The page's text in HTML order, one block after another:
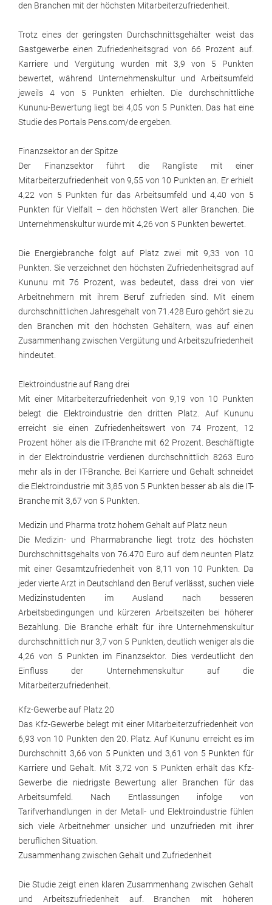
den Branchen mit der höchsten Mitarbeiterzufriedenheit.
Trotz eines der geringsten Durchschnittsgehälter weist das
Gastgewerbe einen Zufriedenheitsgrad von 66 Prozent auf.
Karriere und Vergütung wurden mit 3,9 von 5 Punkten
bewertet, während Unternehmenskultur und Arbeitsumfeld
jeweils 4 von 5 Punkten erhielten. Die durchschnittliche
Kununu-Bewertung liegt bei 4,05 von 5 Punkten. Das hat eine
Studie des Portals Pens.com/de ergeben.
Finanzsektor an der Spitze
Der Finanzsektor führt die Rangliste mit einer
Mitarbeiterzufriedenheit von 9,55 von 10 Punkten an. Er erhielt
4,22 von 5 Punkten für das Arbeitsumfeld und 4,40 von 5
Punkten für Vielfalt – den höchsten Wert aller Branchen. Die
Unternehmenskultur wurde mit 4,26 von 5 Punkten bewertet.
Die Energiebranche folgt auf Platz zwei mit 9,33 von 10
Punkten. Sie verzeichnet den höchsten Zufriedenheitsgrad auf
Kununu mit 76 Prozent, was bedeutet, dass drei von vier
Arbeitnehmern mit ihrem Beruf zufrieden sind. Mit einem
durchschnittlichen Jahresgehalt von 71.428 Euro gehört sie zu
den Branchen mit den höchsten Gehältern, was auf einen
Zusammenhang zwischen Vergütung und Arbeitszufriedenheit
hindeutet.
Elektroindustrie auf Rang drei
Mit einer Mitarbeiterzufriedenheit von 9,19 von 10 Punkten
belegt die Elektroindustrie den dritten Platz. Auf Kununu
erreicht sie einen Zufriedenheitswert von 74 Prozent, 12
Prozent höher als die IT-Branche mit 62 Prozent. Beschäftigte
in der Elektroindustrie verdienen durchschnittlich 8263 Euro
mehr als in der IT-Branche. Bei Karriere und Gehalt schneidet
die Elektroindustrie mit 3,85 von 5 Punkten besser ab als die IT-
Branche mit 3,67 von 5 Punkten.
Medizin und Pharma trotz hohem Gehalt auf Platz neun
Die Medizin- und Pharmabranche liegt trotz des höchsten
Durchschnittsgehalts von 76.470 Euro auf dem neunten Platz
mit einer Gesamtzufriedenheit von 8,11 von 10 Punkten. Da
jeder vierte Arzt in Deutschland den Beruf verlässt, suchen viele
Medizinstudenten im Ausland nach besseren
Arbeitsbedingungen und kürzeren Arbeitszeiten bei höherer
Bezahlung. Die Branche erhält für ihre Unternehmenskultur
durchschnittlich nur 3,7 von 5 Punkten, deutlich weniger als die
4,26 von 5 Punkten im Finanzsektor. Dies verdeutlicht den
Einfluss der Unternehmenskultur auf die
Mitarbeiterzufriedenheit.
Kfz-Gewerbe auf Platz 20
Das Kfz-Gewerbe belegt mit einer Mitarbeiterzufriedenheit von
6,93 von 10 Punkten den 20. Platz. Auf Kununu erreicht es im
Durchschnitt 3,66 von 5 Punkten und 3,61 von 5 Punkten für
Karriere und Gehalt. Mit 3,72 von 5 Punkten erhält das Kfz-
Gewerbe die niedrigste Bewertung aller Branchen für das
Arbeitsumfeld. Nach Entlassungen infolge von
Tarifverhandlungen in der Metall- und Elektroindustrie fühlen
sich viele Arbeitnehmer unsicher und unzufrieden mit ihrer
beruflichen Situation.
Zusammenhang zwischen Gehalt und Zufriedenheit
Die Studie zeigt einen klaren Zusammenhang zwischen Gehalt
und Arbeitszufriedenheit auf. Branchen mit höheren